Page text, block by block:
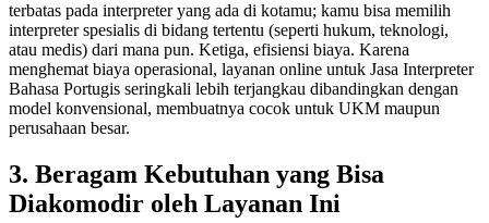
terbatas pada interpreter yang ada di kotamu; kamu bisa memilih
interpreter spesialis di bidang tertentu (seperti hukum, teknologi,
atau medis) dari mana pun. Ketiga, efisiensi biaya. Karena
menghemat biaya operasional, layanan online untuk Jasa Interpreter
Bahasa Portugis seringkali lebih terjangkau dibandingkan dengan
model konvensional, membuatnya cocok untuk UKM maupun
perusahaan besar.
3. Beragam Kebutuhan yang Bisa
Diakomodir oleh Layanan Ini